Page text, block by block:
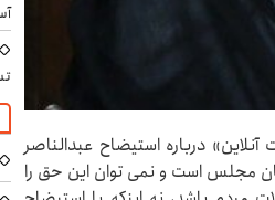
درباره استیضاح عبدالناصر
مجلس است و نمی توان این حق را